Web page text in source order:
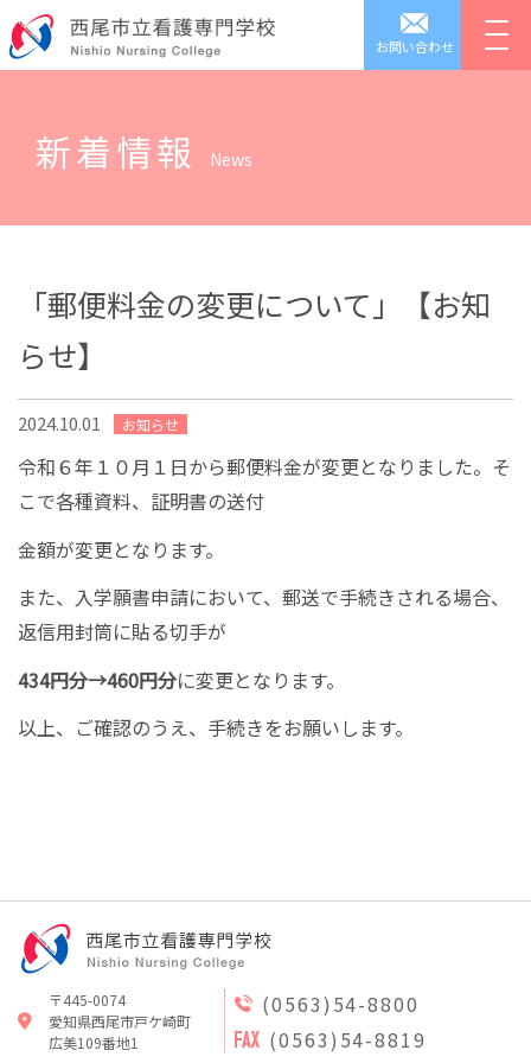
お問い合わせ
新着情報 News
「郵便料金の変更について」【お知
らせ】
2024.10.01 お知らせ
令和６年１０月１日から郵便料金が変更となりました。そ
こで各種資料、証明書の送付
金額が変更となります。
また、入学願書申請において、郵送で手続きされる場合、
返信用封筒に貼る切手が
434円分→460円分に変更となります。
以上、ご確認のうえ、手続きをお願いします。
〒445-0074
愛知県西尾市戸ケ崎町
広美109番地1
(0563)54-8800
(0563)54-8819